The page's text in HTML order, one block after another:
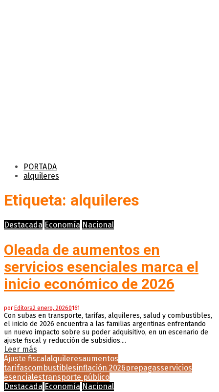
PORTADA
alquileres
Etiqueta: alquileres
Destacada Economía Nacional
Oleada de aumentos en
servicios esenciales marca el
inicio económico de 2026
por Editora2 enero, 20260161
Con subas en transporte, tarifas, alquileres, salud y combustibles,
el inicio de 2026 encuentra a las familias argentinas enfrentando
un nuevo impacto sobre su poder adquisitivo, en un escenario de
ajuste fiscal y reducción de subsidios....
Leer más
Ajuste fiscalalquileresaumentos
tarifascombustiblesinflación 2026prepagasservicios
esencialestransporte público
Destacada Economía Nacional